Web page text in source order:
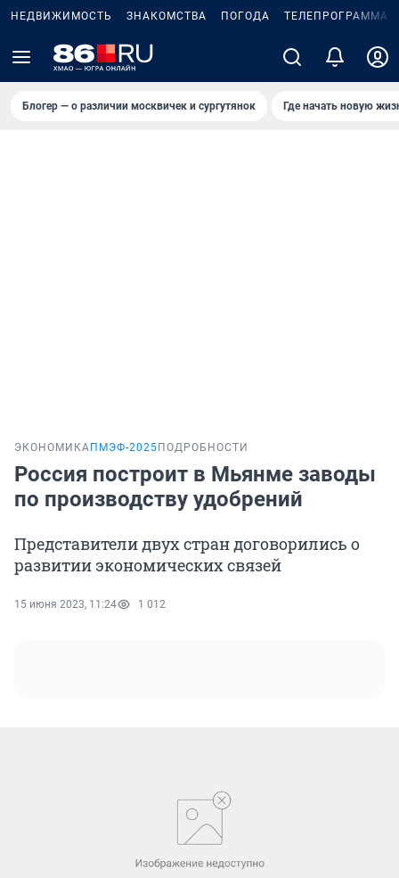
НЕДВИЖИМОСТЬ ЗНАКОМСТВА ПОГОДА ТЕЛЕПРОГРАММА
Блогер — о различии москвичек и сургутянок Где начать новую
ЭКОНОМИКА ПМЭФ-2025 ПОДРОБНОСТИ
Россия построит в Мьянме заводы
по производству удобрений
Представители двух стран договорились о
развитии экономических связей
15 июня 2023, 11:24 1 012